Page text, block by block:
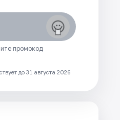
промокод
до 31 августа 2026